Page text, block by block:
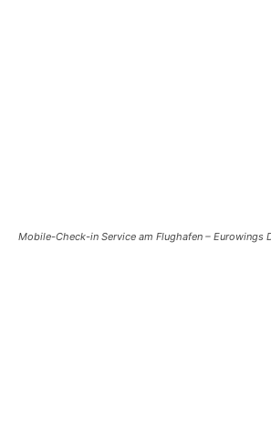
Mobile-Check-in Service am Flughafen – Eurowings